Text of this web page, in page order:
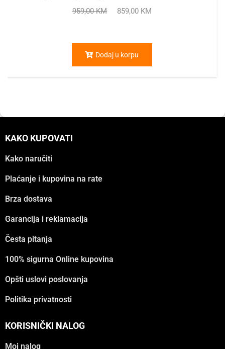
959,00KM 859,00 KM
Dodaj u korpu
KAKO KUPOVATI
Kako naručiti
Plaćanje i kupovina na rate
Brza dostava
Garancija i reklamacija
Česta pitanja
100% sigurna Online kupovina
Opšti uslovi poslovanja
Politika privatnosti
KORISNIČKI NALOG
Moj nalog